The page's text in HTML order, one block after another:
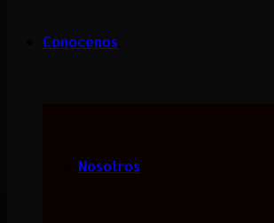
Conocenos
Nosotros